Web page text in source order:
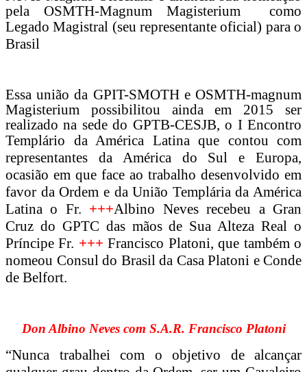
pela OSMTH-Magnum Magisterium como
Legado Magistral (seu representante oficial) para o
Brasil
Essa união da GPIT-SMOTH e OSMTH-magnum
Magisterium possibilitou ainda em 2015 ser
realizado na sede do GPTB-CESJB, o I Encontro
Templário da América Latina que contou com
representantes da América do Sul e Europa,
ocasião em que face ao trabalho desenvolvido em
favor da Ordem e da União Templária da América
Latina o Fr. +++Albino Neves recebeu a Gran
Cruz do GPTC das mãos de Sua Alteza Real o
Príncipe Fr. +++Francisco Platoni, que também o
nomeou Consul do Brasil da Casa Platoni e Conde
de Belfort.
Don Albino Neves com S.A.R. Francisco Platoni
“Nunca trabalhei com o objetivo de alcançar